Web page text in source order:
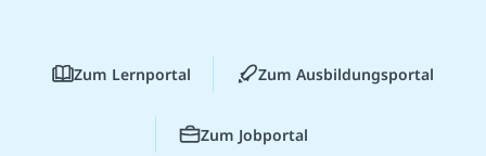
Zum Lernportal Zum Ausbildungsportal
Zum Jobportal